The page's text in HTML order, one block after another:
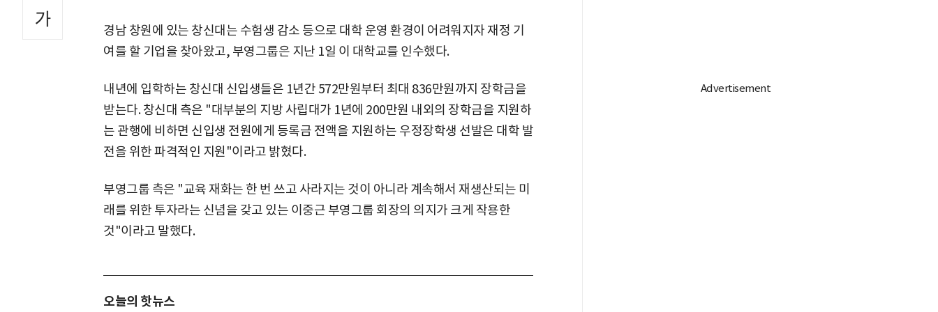
경남 창원에 있는 창신대는 수험생 감소 등으로 대학 운영 환경이 어려워지자 재정 기
여를 할 기업을 찾아왔고, 부영그룹은 지난 1일 이 대학교를 인수했다.
내년에 입학하는 창신대 신입생들은 1년간 572만원부터 최대 836만원까지 장학금을
받는다. 창신대 측은 "대부분의 지방 사립대가 1년에 200만원 내외의 장학금을 지원하
는 관행에 비하면 신입생 전원에게 등록금 전액을 지원하는 우정장학생 선발은 대학 발
전을 위한 파격적인 지원"이라고 밝혔다.
부영그룹 측은 "교육 재화는 한 번 쓰고 사라지는 것이 아니라 계속해서 재생산되는 미
래를 위한 투자라는 신념을 갖고 있는 이중근 부영그룹 회장의 의지가 크게 작용한
것"이라고 말했다.
오늘의 핫뉴스